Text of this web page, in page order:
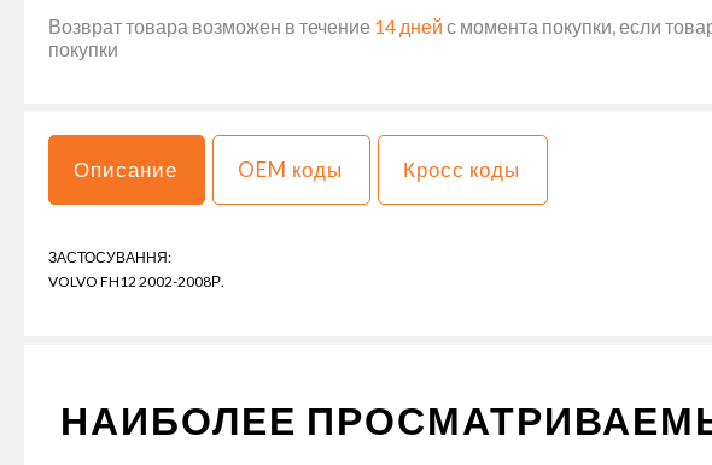
Возврат товара возможен в течение 14 дней с момента покупки, если
покупки
Описание OEM коды Кросс коды
ЗАСТОСУВАННЯ:
VOLVO FH12 2002-2008Р.
НАИБОЛЕЕ